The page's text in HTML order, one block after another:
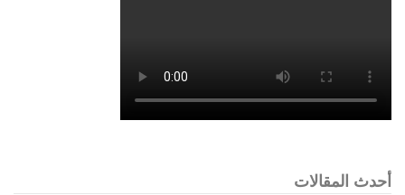
أحدث المقالات